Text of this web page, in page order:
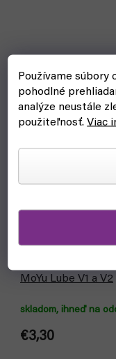
Používame súbory
pohodlné
analýze neustále
použiteľnosť.Viac
MoYu Lube V1 a V2
skladom, ihneď na
€3,30